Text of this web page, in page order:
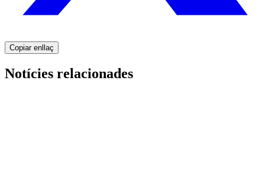
Copiar enllaç
Notícies relacionades